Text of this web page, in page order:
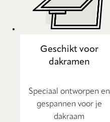
Geschikt voor
dakramen
Speciaal ontworpen en
gespannen voor je
dakraam